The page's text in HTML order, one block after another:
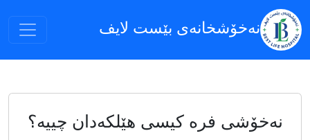
نەخۆشخانەى بێست لایف
نەخۆشی فرە کیسی هێلکەدان چییە؟